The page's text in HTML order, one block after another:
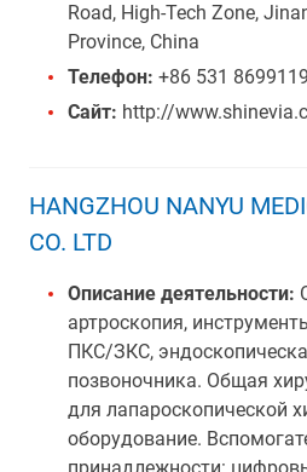
Road, High-Tech Zone,
Province, China
Телефон: +86 531
Сайт: http://
HANGZHOU NANYU
CO. LTD
Описание деятельности:
артроскопия,
ПКС/ЗКС,
позвоночника. Общая
для лапароскопической
оборудование.